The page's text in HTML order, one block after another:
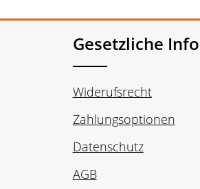
Gesetzliche
Widerufsrecht
Zahlungsoptionen
Datenschutz
AGB